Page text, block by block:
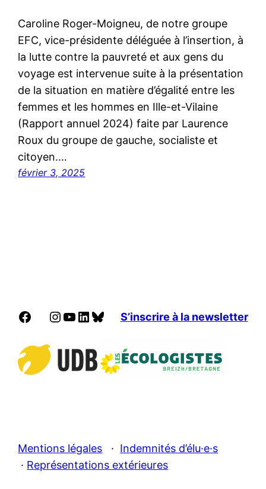
Caroline Roger-Moigneu, de notre groupe
EFC, vice-présidente déléguée à l’insertion, à
la lutte contre la pauvreté et aux gens du
voyage est intervenue suite à la présentation
de la situation en matière d’égalité entre les
femmes et les hommes en Ille-et-Vilaine
(Rapport annuel 2024) faite par Laurence
Roux du groupe de gauche, socialiste et
citoyen.…
février 3, 2025
Facebook
Instagram
YouTube
LinkedIn
BlueskyS’inscrire à la newsletter
Mentions légales · Indemnités d’élu·e·s
· Représentations extérieures